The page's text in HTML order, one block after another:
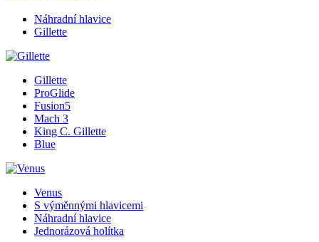
Náhradní hlavice
Gillette
Gillette
ProGlide
Fusion5
Mach 3
King C. Gillette
Blue
Venus
S výměnnými hlavicemi
Náhradní hlavice
Jednorázová holítka